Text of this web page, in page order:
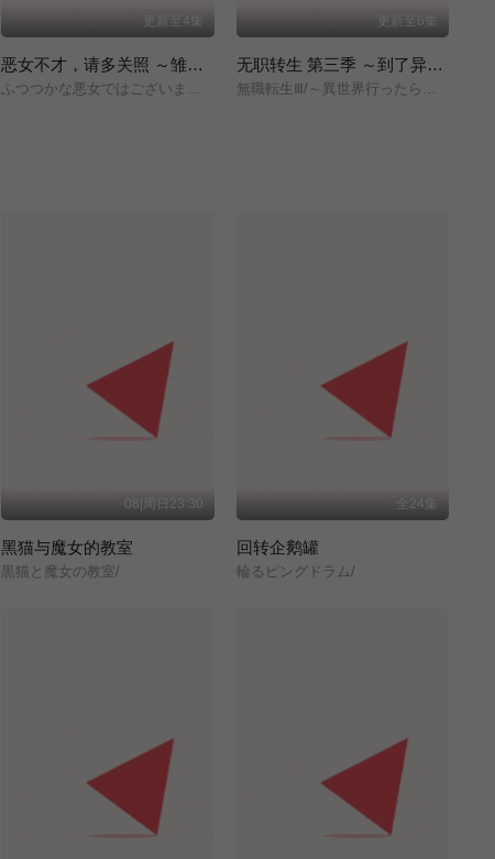
更新至4集
恶女不才，请多关照 ～雏宫蝶鼠换身传～
更新至6集
无职转生 第三季 ～到了异世界就拿出真本事～
08|周日23:30
黑猫与魔女的教室
黒猫と魔女の教室/
全24集
回转企鹅罐
輪るピングドラム/